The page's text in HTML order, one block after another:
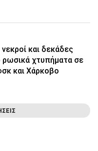
και δεκάδες
ρωσικά χτυπήματα σε
και Χάρκοβο